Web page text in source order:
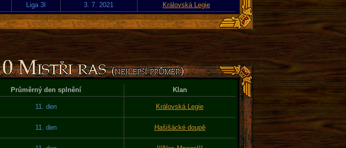
Liga 3I 3. 7. 2021 Královská Legie
Průměrný den splnění Klan
11. den Královská Legie
11. den Hašišácké doupě